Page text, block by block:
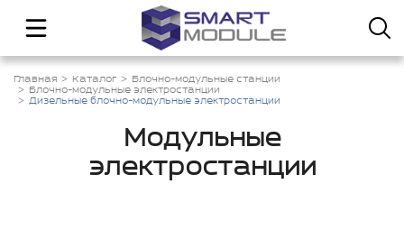
Главная Каталог
Блочно-модульные станции
Блочно-модульные электростанции
Дизельные блочно-модульные электростанции
Модульные
электростанции